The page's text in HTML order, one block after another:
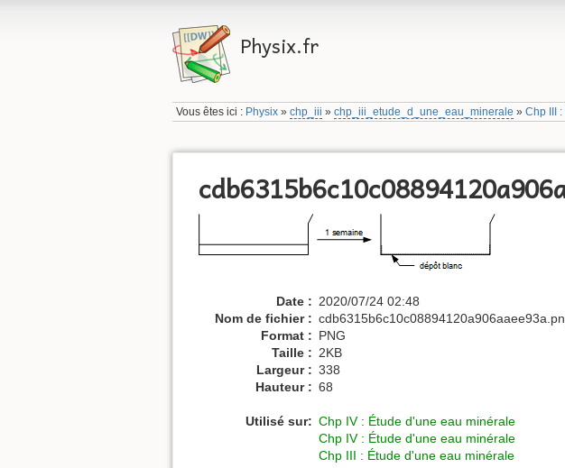
Physix.fr
Vous êtes ici : Physix »chp_iii »chp_iii_etude_d_une_eau_minerale »Chp III
Date : 2020/07/24 02:48
Nom de fichier :
Format : PNG
Taille : 2KB
Largeur : 338
Hauteur : 68
Utilisé sur: Chp IV : Étude d'une eau minérale
Chp IV : Étude d'une eau minérale
Chp III : Étude d'une eau minérale